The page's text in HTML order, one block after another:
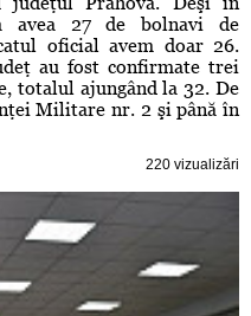
avea 27 de bolnavi de
oficial avem doar 26.
au fost confirmate trei
totalul ajungând la 32. De
Militare nr. 2 şi până în
220 vizualizări